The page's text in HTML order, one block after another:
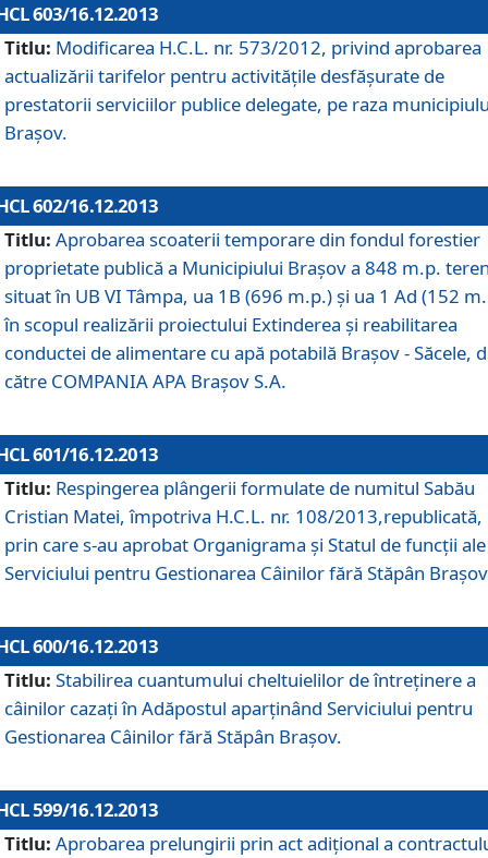
603/16.12.2013
Titlu: Modificarea H.C.L. nr. 573/2012, privind aprobarea
actualizării tarifelor pentru activităţile desfăşurate de
prestatorii serviciilor publice delegate, pe raza
Braşov.
602/16.12.2013
Titlu: Aprobarea scoaterii temporare din fondul forestier
proprietate publică a Municipiului Braşov a 848 m.p.
situat în UB VI Tâmpa, ua 1B (696 m.p.) şi ua 1 Ad (152
în scopul realizării proiectului Extinderea şi reabilitarea
conductei de alimentare cu apă potabilă Braşov - Săcele,
către COMPANIA APA Braşov S.A.
601/16.12.2013
Titlu: Respingerea plângerii formulate de numitul Sabău
Cristian Matei, împotriva H.C.L. nr. 108/2013,republicată,
prin care s-au aprobat Organigrama şi Statul de funcţii ale
Serviciului pentru Gestionarea Câinilor fără Stăpân
600/16.12.2013
Titlu: Stabilirea cuantumului cheltuielilor de întreţinere a
câinilor cazaţi în Adăpostul aparţinând Serviciului pentru
Gestionarea Câinilor fără Stăpân Braşov.
599/16.12.2013
Titlu: Aprobarea prelungirii prin act adiţional a